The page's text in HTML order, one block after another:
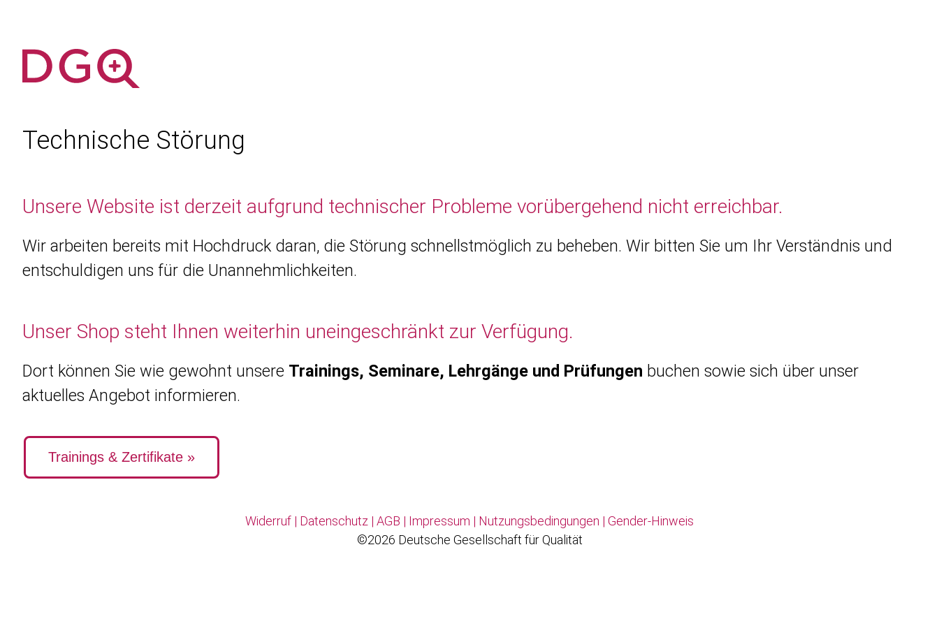
Technische Störung
Unsere Website ist derzeit aufgrund technischer Probleme vorübergehend nicht erreichbar.
Wir arbeiten bereits mit Hochdruck daran, die Störung schnellstmöglich zu beheben. Wir bitten Sie um Ihr Verständnis und
entschuldigen uns für die Unannehmlichkeiten.
Unser Shop steht Ihnen weiterhin uneingeschränkt zur Verfügung.
Dort können Sie wie gewohnt unsere Trainings, Seminare, Lehrgänge und Prüfungen buchen sowie sich über unser
aktuelles Angebot informieren.
Trainings & Zertifikate »
Widerruf | Datenschutz | AGB | Impressum | Nutzungsbedingungen | Gender-Hinweis
©2026 Deutsche Gesellschaft für Qualität